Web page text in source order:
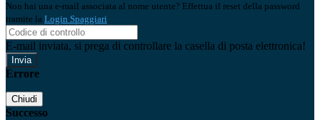
Non hai una e-mail associata al nome utente? Effettua il reset della password
tramite la Login Spaggiari
E-mail inviata, si prega di controllare la casella di posta elettronica!
Errore
Chiudi
Successo